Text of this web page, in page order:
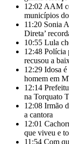
12:02 AAM
municípios
11:20 Sonia
Direta’
10:55 Lula
12:48 Polícia
recusou a
12:29 Idosa
homem em
12:14
na Torquato
12:08 Irmão
a cantora
12:01
que viveu e
11:54 Com